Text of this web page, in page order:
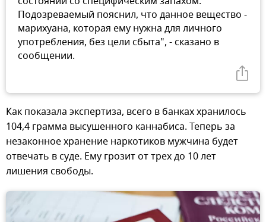
Подозреваемый пояснил, что данное вещество -
марихуана, которая ему нужна для личного
употребления, без цели сбыта", - сказано в
сообщении.
Как показала экспертиза, всего в банках хранилось
104,4 грамма высушенного каннабиса. Теперь за
незаконное хранение наркотиков мужчина будет
отвечать в суде. Ему грозит от трех до 10 лет
лишения свободы.